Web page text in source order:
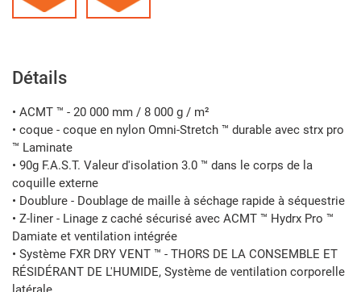
Détails
• ACMT ™ - 20 000 mm / 8 000 g / m²
• coque - coque en nylon Omni-Stretch ™ durable avec strx pro
™ Laminate
• 90g F.A.S.T. Valeur d'isolation 3.0 ™ dans le corps de la
coquille externe
• Doublure - Doublage de maille à séchage rapide à séquestrie
• Z-liner - Linage z caché sécurisé avec ACMT ™ Hydrx Pro ™
Damiate et ventilation intégrée
• Système FXR DRY VENT ™ - THORS DE LA CONSEMBLE ET
RÉSIDÉRANT DE L'HUMIDE, Système de ventilation corporelle